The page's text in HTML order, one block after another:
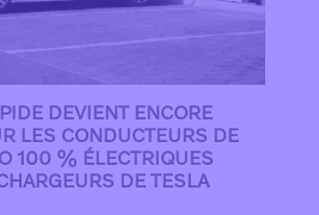
DEVIENT ENCORE
LES CONDUCTEURS DE
100 % ÉLECTRIQUES
DE TESLA